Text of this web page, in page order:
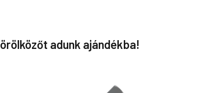
adunk ajándékba!